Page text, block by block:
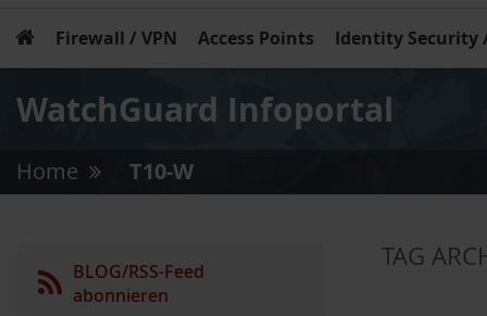
Firewall / VPN Access Points Identity Security
WatchGuard Infoportal
Home T10-W
TAG
BLOG/RSS-Feed
abonnieren